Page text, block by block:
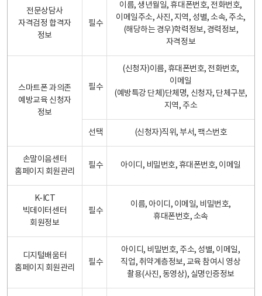
전문상담사
자격검정 합격자
정보
필수
이름, 생년월일, 휴대폰번호, 전화번호,
이메일주소, 사진, 지역, 성별, 소속, 주소,
(해당하는 경우)학력정보, 경력정보,
자격정보
스마트폰 과의존
예방교육 신청자
정보
필수
(신청자)이름, 휴대폰번호, 전화번호,
이메일
(예방특강 단체)단체명, 신청자, 단체구분,
지역, 주소
선택 (신청자)직위, 부서, 팩스번호
손말이음센터
홈페이지 회원관리
필수 아이디, 비밀번호, 휴대폰번호, 이메일
K-ICT
빅데이터센터
회원정보
필수
이름, 아이디, 이메일, 비밀번호,
휴대폰번호, 소속
디지털배움터
홈페이지 회원관리
필수
아이디, 비밀번호, 주소, 성별, 이메일,
직업, 취약계층정보, 교육 참여시 영상
촬용(사진, 동영상), 실명인증정보